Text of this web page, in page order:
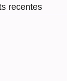
recentes